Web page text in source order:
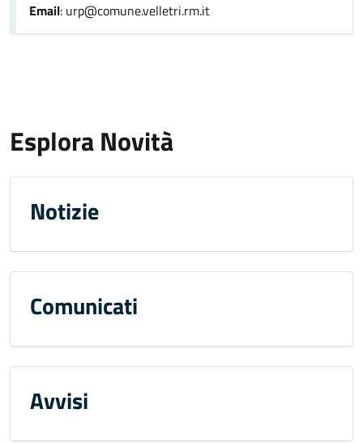
Email: urp@comune.velletri.rm.it
Esplora Novità
Notizie
Comunicati
Avvisi